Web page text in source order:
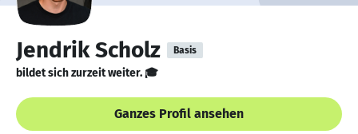
Jendrik Scholz Basis
bildet sich zurzeit weiter. 🎓
Ganzes Profil ansehen